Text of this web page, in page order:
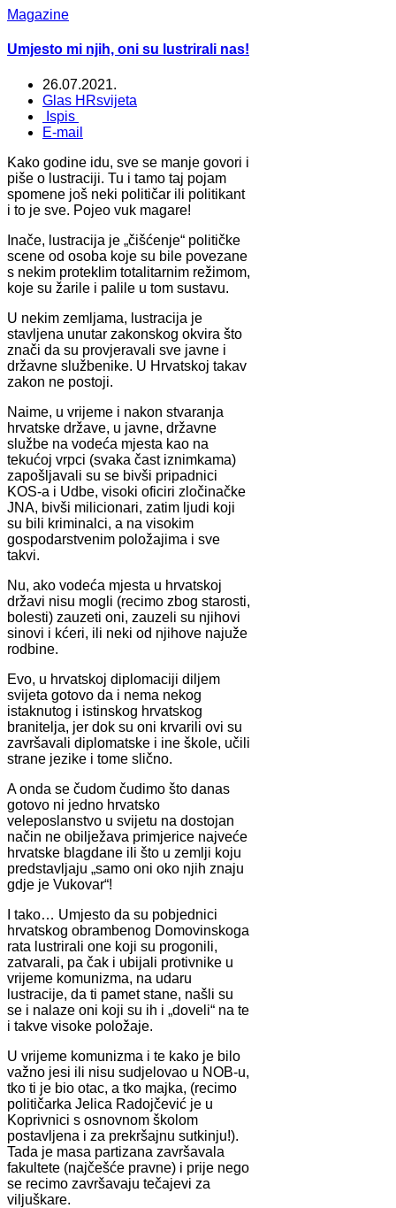
Magazine
Umjesto mi njih, oni su lustrirali nas!
26.07.2021.
Glas HRsvijeta
Ispis
E-mail
Kako godine idu, sve se manje govori i
piše o lustraciji. Tu i tamo taj pojam
spomene još neki političar ili politikant
i to je sve. Pojeo vuk magare!
Inače, lustracija je „čišćenje“ političke
scene od osoba koje su bile povezane
s nekim proteklim totalitarnim režimom,
koje su žarile i palile u tom sustavu.
U nekim zemljama, lustracija je
stavljena unutar zakonskog okvira što
znači da su provjeravali sve javne i
državne službenike. U Hrvatskoj takav
zakon ne postoji.
Naime, u vrijeme i nakon stvaranja
hrvatske države, u javne, državne
službe na vodeća mjesta kao na
tekućoj vrpci (svaka čast iznimkama)
zapošljavali su se bivši pripadnici
KOS-a i Udbe, visoki oficiri zločinačke
JNA, bivši milicionari, zatim ljudi koji
su bili kriminalci, a na visokim
gospodarstvenim položajima i sve
takvi.
Nu, ako vodeća mjesta u hrvatskoj
državi nisu mogli (recimo zbog starosti,
bolesti) zauzeti oni, zauzeli su njihovi
sinovi i kćeri, ili neki od njihove najuže
rodbine.
Evo, u hrvatskoj diplomaciji diljem
svijeta gotovo da i nema nekog
istaknutog i istinskog hrvatskog
branitelja, jer dok su oni krvarili ovi su
završavali diplomatske i ine škole, učili
strane jezike i tome slično.
A onda se čudom čudimo što danas
gotovo ni jedno hrvatsko
veleposlanstvo u svijetu na dostojan
način ne obilježava primjerice najveće
hrvatske blagdane ili što u zemlji koju
predstavljaju „samo oni oko njih znaju
gdje je Vukovar“!
I tako… Umjesto da su pobjednici
hrvatskog obrambenog Domovinskoga
rata lustrirali one koji su progonili,
zatvarali, pa čak i ubijali protivnike u
vrijeme komunizma, na udaru
lustracije, da ti pamet stane, našli su
se i nalaze oni koji su ih i „doveli“ na te
i takve visoke položaje.
U vrijeme komunizma i te kako je bilo
važno jesi ili nisu sudjelovao u NOB-u,
tko ti je bio otac, a tko majka, (recimo
političarka Jelica Radojčević je u
Koprivnici s osnovnom školom
postavljena i za prekršajnu sutkinju!).
Tada je masa partizana završavala
fakultete (najčešće pravne) i prije nego
se recimo završavaju tečajevi za
viljuškare.